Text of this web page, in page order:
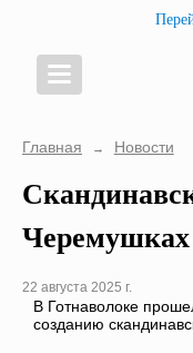
Главная → Новости
Черемушках
22 августа 2025 г.
В Готнаволоке
созданию